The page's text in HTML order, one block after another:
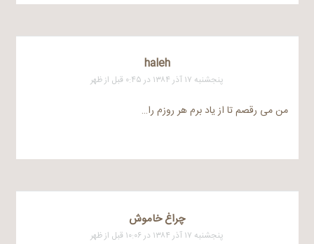
haleh
پنجشنبه ۱۷ آذر ۱۳۸۴ در ۰:۴۵ قبل از ظهر
من می رقصم تا از یاد برم هر روزم را…
چراغ خاموش
پنجشنبه ۱۷ آذر ۱۳۸۴ در ۱۰:۰۶ قبل از ظهر